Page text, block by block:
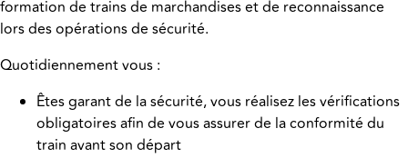
formation de trains de marchandises et de reconnaissance
lors des opérations de sécurité.
Quotidiennement vous :
Êtes garant de la sécurité, vous réalisez les vérifications
obligatoires afin de vous assurer de la conformité du
train avant son départ